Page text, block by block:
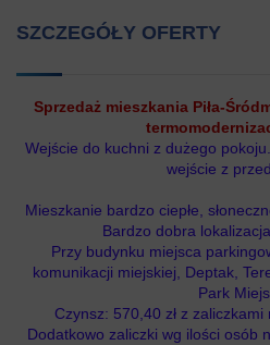
SZCZEGÓŁY OFERTY
Sprzedaż mieszkania Piła-
Wejście do kuchni z dużego
wejście z
Mieszkanie bardzo ciepłe,
Bardzo dobra
Przy budynku miejsca
komunikacji miejskiej, Deptak,
Park
Czynsz: 570,40 zł z
Dodatkowo zaliczki wg ilości osób